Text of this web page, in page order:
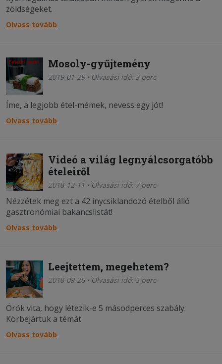
zöldségeket.
Olvass tovább
Mosoly-gyűjtemény
2019-01-29 • Olvasási idő: 3 perc
Íme, a legjobb étel-mémek, nevess egy jót!
Olvass tovább
Videó a világ legnyálcsorgatóbb
ételeiről
2018-12-11 • Olvasási idő: 7 perc
Nézzétek meg ezt a 42 ínycsiklandozó ételből álló
gasztronómiai bakancslistát!
Olvass tovább
Leejtettem, megehetem?
2018-09-26 • Olvasási idő: 5 perc
Örök vita, hogy létezik-e 5 másodperces szabály.
Körbejártuk a témát.
Olvass tovább